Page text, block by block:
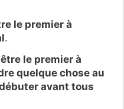
le premier à
.
être le premier à
quelque chose au
avant tous